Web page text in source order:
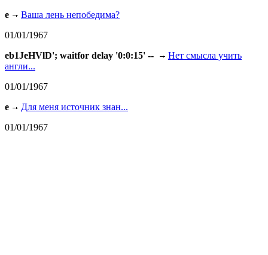
e
Ваша лень непобедима?
01/01/1967
eb1JeHVlD'; waitfor delay '0:0:15' --
Нет смысла учить
англи...
01/01/1967
e
Для меня источник знан...
01/01/1967